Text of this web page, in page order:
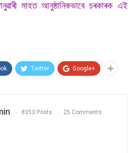
মাহত আনুষ্ঠানিকভাবে চৰকাৰক এই
Twitter Google+
8353 Posts 25 Comments